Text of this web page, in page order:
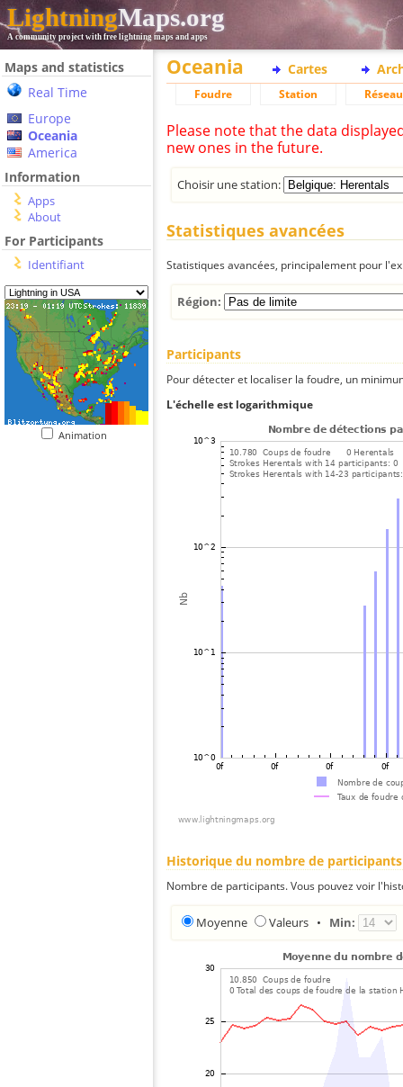
LightningMaps.org
A community project with free lightning maps and apps
Maps and statistics
Real Time
Europe
Oceania
America
Information
Apps
About
For Participants
Identifiant
Animation
Oceania Cartes
Foudre Station Réseau
Please note that the data
new ones in the future.
Choisir une station:
Statistiques avancées
Statistiques avancées, principalement pour
Région:
Participants
Pour détecter et localiser la foudre, un
L'échelle est logarithmique
Historique du nombre de participants
Nombre de participants. Vous pouvez voir
Moyenne Valeurs • Min: